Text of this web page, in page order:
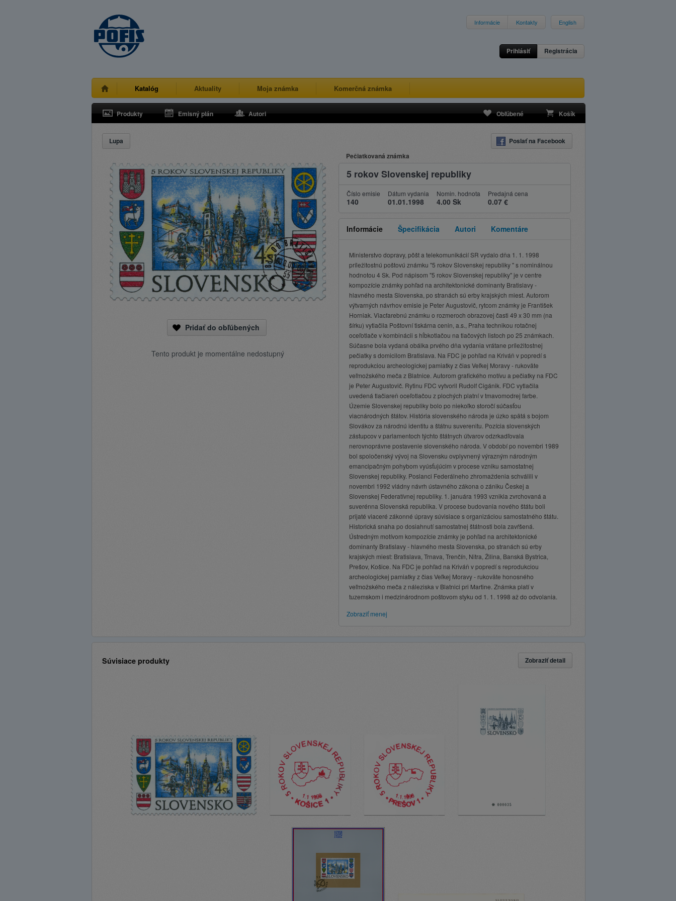
Informácie Kontakty English
Prihlásiť Registrácia
Katalóg Aktuality Moja známka Komerčná známka
Produkty Emisný plán Autori Obľúbené Košík
Lupa Poslať na Facebook
Pridať do obľúbených
Tento produkt je momentálne nedostupný
Pečiatkovaná známka
5 rokov Slovenskej republiky
Číslo emisie
140
Dátum vydania
01.01.1998
Nomin. hodnota
4.00 Sk
Predajná cena
0.07 €
Informácie Špecifikácia Autori Komentáre
Ministerstvo dopravy, pôšt a telekomunikácií SR vydalo dňa 1. 1. 1998
príležitostnú poštovú známku "5 rokov Slovenskej republiky " s nominálnou
hodnotou 4 Sk. Pod nápisom "5 rokov Slovenskej republiky" je v centre
kompozície známky pohľad na architektonické dominanty Bratislavy -
hlavného mesta Slovenska, po stranách sú erby krajských miest. Autorom
výtvarných návrhov emisie je Peter Augustovič, rytcom známky je František
Horniak. Viacfarebnú známku o rozmeroch obrazovej časti 49 x 30 mm (na
šírku) vytlačila Poštovní tiskárna cenin, a.s., Praha technikou rotačnej
oceľotlače v kombinácii s hĺbkotlačou na tlačových listoch po 25 známkach.
Súčasne bola vydaná obálka prvého dňa vydania vrátane príležitostnej
pečiatky s domicilom Bratislava. Na FDC je pohľad na Kriváň v popredí s
reprodukciou archeologickej pamiatky z čias Veľkej Moravy - rukoväte
veľmožského meča z Blatnice. Autorom grafického motívu a pečiatky na FDC
je Peter Augustovič. Rytinu FDC vytvoril Rudolf Cigánik. FDC vytlačila
uvedená tlačiareň oceľotlačou z plochých platní v tmavomodrej farbe.
Územie Slovenskej republiky bolo po niekoľko storočí súčasťou
viacnárodných štátov. História slovenského národa je úzko spätá s bojom
Slovákov za národnú identitu a štátnu suverenitu. Pozícia slovenských
zástupcov v parlamentoch týchto štátnych útvarov odzrkadľovala
nerovnoprávne postavenie slovenského národa. V období po novembri 1989
bol spoločenský vývoj na Slovensku ovplyvnený výrazným národným
emancipačným pohybom vyúsťujúcim v procese vzniku samostatnej
Slovenskej republiky. Poslanci Federálneho zhromaždenia schválili v
novembri 1992 vládny návrh ústavného zákona o zániku Českej a
Slovenskej Federatívnej republiky. 1. januára 1993 vznikla zvrchovaná a
suverénna Slovenská republika. V procese budovania nového štátu boli
prijaté viaceré zákonné úpravy súvisiace s organizáciou samostatného štátu.
Historická snaha po dosiahnutí samostatnej štátnosti bola zavŕšená.
Ústredným motívom kompozície známky je pohľad na architektonické
dominanty Bratislavy - hlavného mesta Slovenska, po stranách sú erby
krajských miest: Bratislava, Trnava, Trenčín, Nitra, Žilina, Banská Bystrica,
Prešov, Košice. Na FDC je pohľad na Kriváň v popredí s reprodukciou
archeologickej pamiatky z čias Veľkej Moravy - rukoväte honosného
veľmožského meča z náleziska v Blatnici pri Martine. Známka platí v
tuzemskom i medzinárodnom poštovom styku od 1. 1. 1998 až do odvolania.
Zobraziť menej
Súvisiace produkty Zobraziť detail